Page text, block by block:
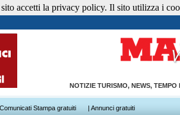
NOTIZIE TURISMO, NEWS,
Stampa gratuiti | Annunci gratuiti
accetti la privacy policy. Il sito utilizza i